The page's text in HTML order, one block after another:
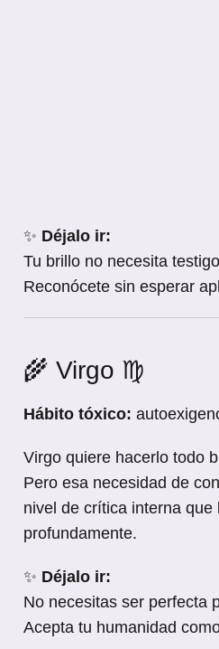
✨ Déjalo ir:
Tu brillo no necesita
Reconócete sin esperar
🌾 Virgo ♍
Hábito tóxico:
Virgo quiere hacerlo todo
Pero esa necesidad de
nivel de crítica interna que
profundamente.
✨ Déjalo ir:
No necesitas ser perfecta
Acepta tu humanidad